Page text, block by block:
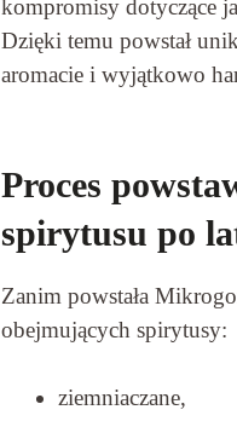
kompromisy dotyczące
Dzięki temu powstał
aromacie i wyjątkowo
Proces
spirytusu po
Zanim powstała
obejmujących spirytusy:
ziemniaczane,